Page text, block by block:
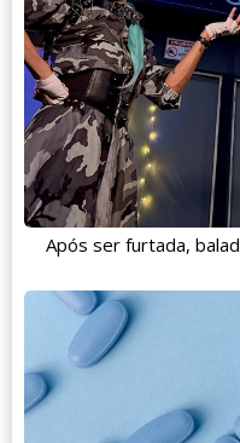
Após ser furtada,